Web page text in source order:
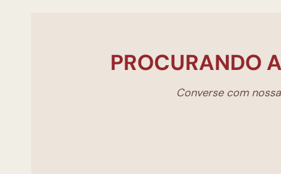
PROCURANDO
Converse com